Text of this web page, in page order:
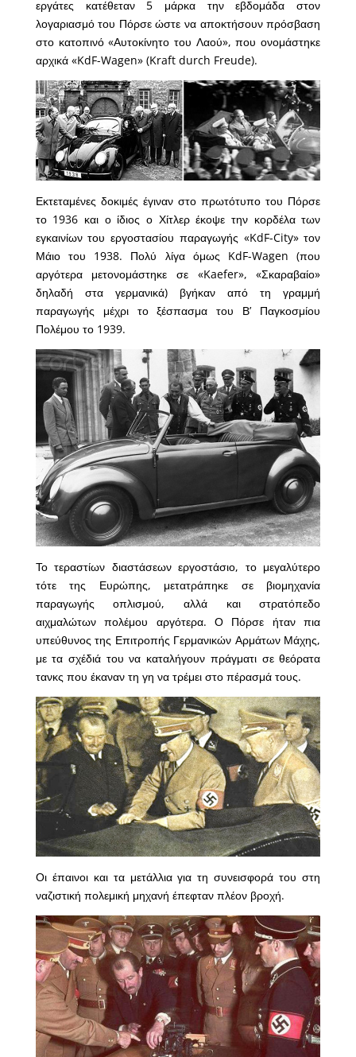
εργάτες κατέθεταν 5 μάρκα την εβδομάδα στον
λογαριασμό του Πόρσε ώστε να αποκτήσουν πρόσβαση
στο κατοπινό «Αυτοκίνητο του Λαού», που ονομάστηκε
αρχικά «KdF-Wagen» (Kraft durch Freude).
Εκτεταμένες δοκιμές έγιναν στο πρωτότυπο του Πόρσε
το 1936 και ο ίδιος ο Χίτλερ έκοψε την κορδέλα των
εγκαινίων του εργοστασίου παραγωγής «KdF-City» τον
Μάιο του 1938. Πολύ λίγα όμως KdF-Wagen (που
αργότερα μετονομάστηκε σε «Kaefer», «Σκαραβαίο»
δηλαδή στα γερμανικά) βγήκαν από τη γραμμή
παραγωγής μέχρι το ξέσπασμα του Β’ Παγκοσμίου
Πολέμου το 1939.
Το τεραστίων διαστάσεων εργοστάσιο, το μεγαλύτερο
τότε της Ευρώπης, μετατράπηκε σε βιομηχανία
παραγωγής οπλισμού, αλλά και στρατόπεδο
αιχμαλώτων πολέμου αργότερα. Ο Πόρσε ήταν πια
υπεύθυνος της Επιτροπής Γερμανικών Αρμάτων Μάχης,
με τα σχέδιά του να καταλήγουν πράγματι σε θεόρατα
τανκς που έκαναν τη γη να τρέμει στο πέρασμά τους.
Οι έπαινοι και τα μετάλλια για τη συνεισφορά του στη
ναζιστική πολεμική μηχανή έπεφταν πλέον βροχή.